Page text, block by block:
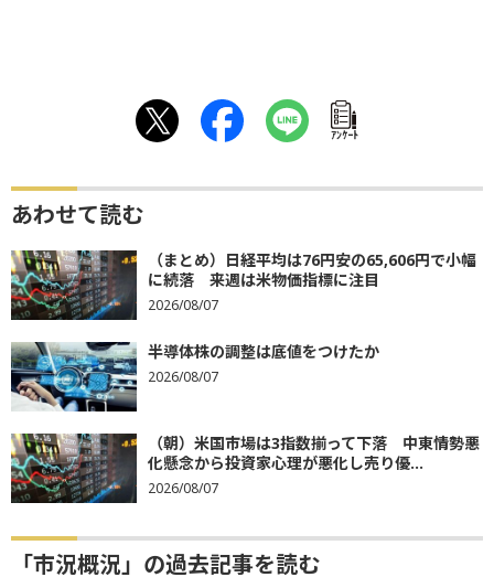
ｱﾝｹｰﾄ
あわせて読む
（まとめ）日経平均は76円安の65,606円で小幅
に続落 来週は米物価指標に注目
2026/08/07
半導体株の調整は底値をつけたか
2026/08/07
（朝）米国市場は3指数揃って下落 中東情勢悪
化懸念から投資家心理が悪化し売り優...
2026/08/07
「市況概況」の過去記事を読む